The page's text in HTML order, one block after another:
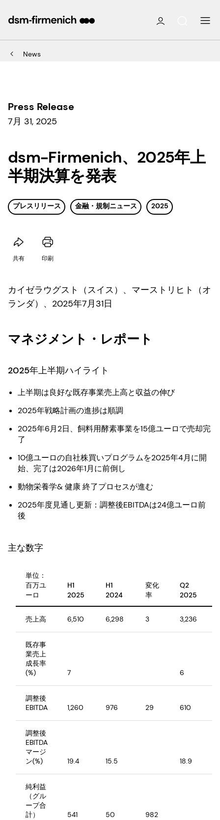
News
Press Release
7月 31, 2025
dsm-Firmenich、2025年上
半期決算を発表
プレスリリース 金融・規制ニュース 2025
共有 印刷
カイゼラウグスト（スイス）、マーストリヒト（オ
ランダ）、2025年7月31日
マネジメント・レポート
2025年上半期ハイライト
上半期は良好な既存事業売上高と収益の伸び
2025年戦略計画の進捗は順調
2025年6月2日、飼料用酵素事業を15億ユーロで売却完
了
10億ユーロの自社株買いプログラムを2025年4月に開
始、完了は2026年1月に前倒し
動物栄養学& 健康 終了プロセスが進む
2025年度見通し更新：調整後EBITDAは24億ユーロ前
後
主な数字
単位：
百万ユ
ーロ
H1
2025
H1
2024
変化
率
Q2
2025
売上高 6,510 6,298 3 3,236
既存事
業売上
成長率
(%)
7 6
調整後
EBITDA
1,260 976 29 610
調整後
EBITDA
マージ
ン(%)
19.4 15.5 18.9
純利益
（グル
ープ合
計）
541 50 982